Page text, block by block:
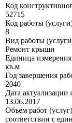
Код
52715
Код работы
8
Вид работы
Ремонт крыши
Единица
кв.м
Год завершения
2040
Дата актуализации
13.06.2017
Объем работ
соответствии с